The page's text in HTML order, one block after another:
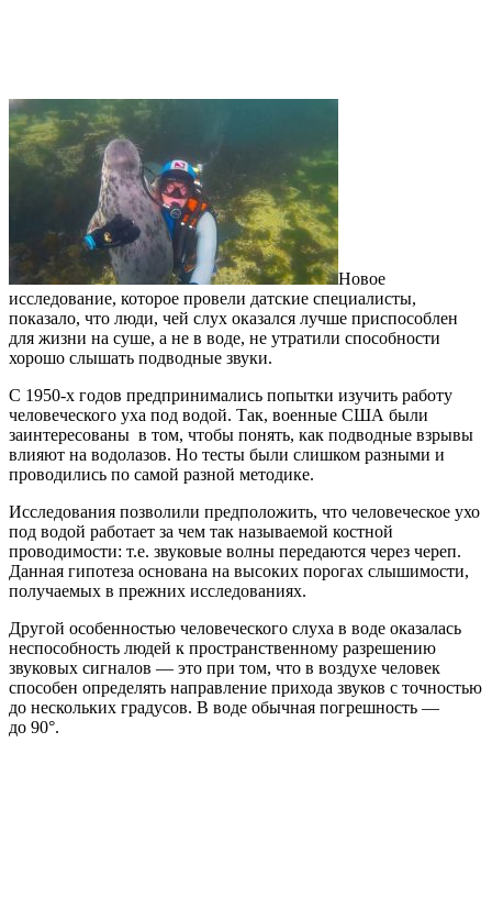
Новое
исследование, которое провели датские специалисты,
показало, что люди, чей слух оказался лучше приспособлен
для жизни на суше, а не в воде, не утратили способности
хорошо слышать подводные звуки.
С 1950-х годов предпринимались попытки изучить работу
человеческого уха под водой. Так, военные США были
заинтересованы в том, чтобы понять, как подводные взрывы
влияют на водолазов. Но тесты были слишком разными и
проводились по самой разной методике.
Исследования позволили предположить, что человеческое ухо
под водой работает за чем так называемой костной
проводимости: т.е. звуковые волны передаются через череп.
Данная гипотеза основана на высоких порогах слышимости,
получаемых в прежних исследованиях.
Другой особенностью человеческого слуха в воде оказалась
неспособность людей к пространственному разрешению
звуковых сигналов — это при том, что в воздухе человек
способен определять направление прихода звуков с точностью
до нескольких градусов. В воде обычная погрешность —
до 90°.